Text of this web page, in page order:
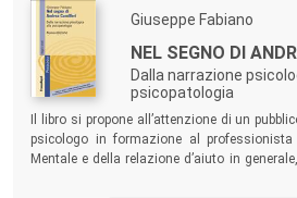
Giuseppe Fabiano
NEL SEGNO DI
Dalla narrazione
psicopatologia
Il libro si propone all’attenzione di un
psicologo in formazione al
Mentale e della relazione d’aiuto in
all’ammiratore di Andrea Camilleri.